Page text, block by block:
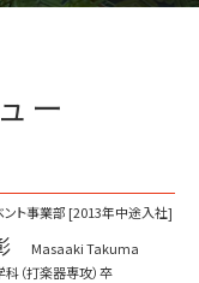
ー
ント事業部 [2013年中途入社]
Masaaki Takuma
（打楽器専攻）卒